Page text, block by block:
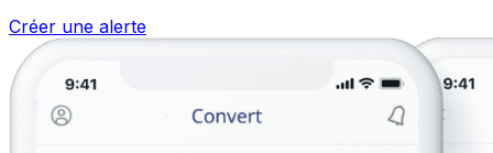
Créer une alerte